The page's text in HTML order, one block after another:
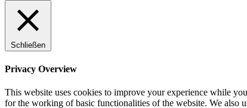
Schließen
Privacy Overview
This website uses cookies to improve your experience while
for the working of basic functionalities of the website. We also